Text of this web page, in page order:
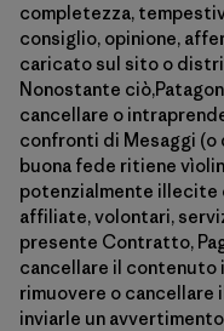
completezza,
consiglio, opinione,
caricato sul sito o
Nonostante
cancellare o
confronti di Mesaggi (o
buona fede ritiene
potenzialmente illecite
affiliate, volontari,
presente Contratto,
cancellare il contenuto
rimuovere o cancellare
inviarle un